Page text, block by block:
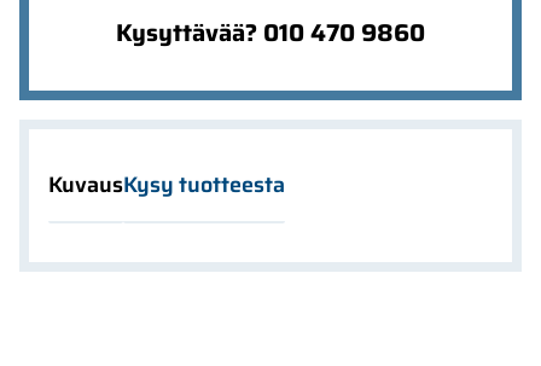
Kysyttävää? 010 470 9860
KuvausKysy tuotteesta